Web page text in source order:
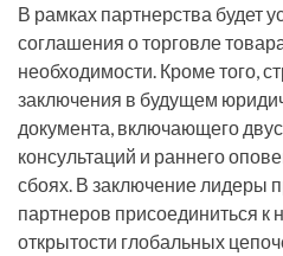
В рамках партнерства будет
соглашения о торговле
необходимости. Кроме того,
заключения в будущем
документа, включающего
консультаций и раннего
сбоях. В заключение лидеры
партнеров присоединиться к
открытости глобальных